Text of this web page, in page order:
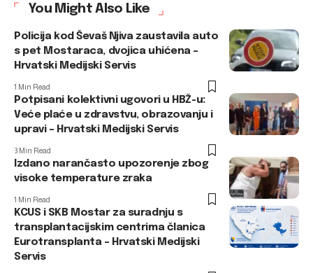
You Might Also Like
Policija kod Ševaš Njiva zaustavila auto
s pet Mostaraca, dvojica uhićena –
Hrvatski Medijski Servis
1 Min Read
Potpisani kolektivni ugovori u HBŽ-u:
Veće plaće u zdravstvu, obrazovanju i
upravi – Hrvatski Medijski Servis
3 Min Read
Izdano narančasto upozorenje zbog
visoke temperature zraka
1 Min Read
KCUS i SKB Mostar za suradnju s
transplantacijskim centrima članica
Eurotransplanta – Hrvatski Medijski
Servis